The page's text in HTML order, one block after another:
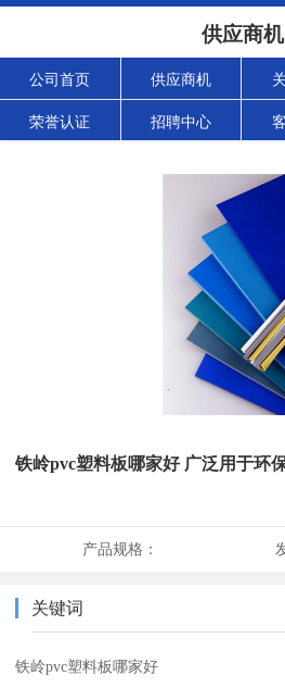
供应商机
公司首页 供应商机
荣誉认证 招聘中心
铁岭pvc塑料板哪家好 广泛用于环
产品规格：
关键词
铁岭pvc塑料板哪家好